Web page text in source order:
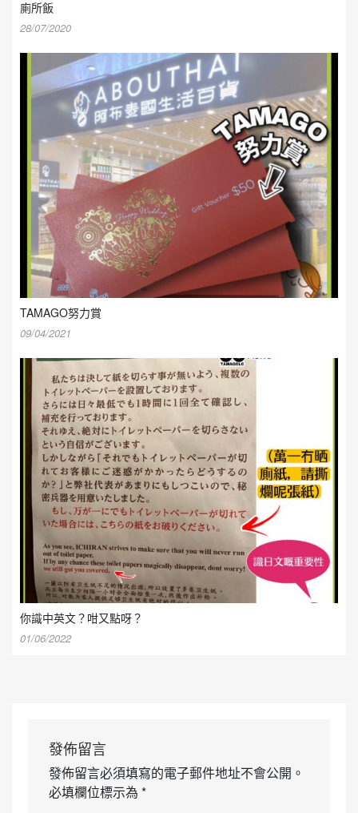
廁所飯
28/07/2020
TAMAGO努力賞
09/04/2021
你識中英文？咁又點呀？
01/06/2022
發佈留言
發佈留言必須填寫的電子郵件地址不會公開。
必填欄位標示為 *